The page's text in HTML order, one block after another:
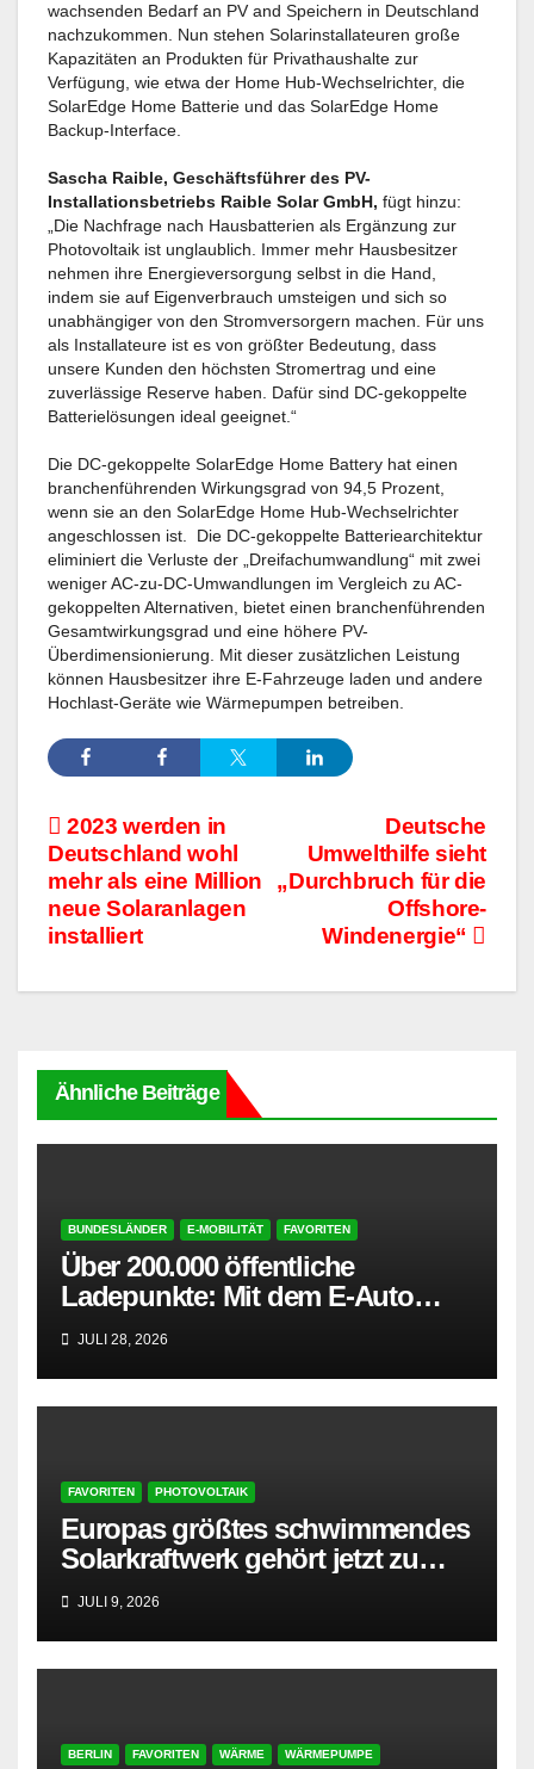
wachsenden Bedarf an PV and Speichern in Deutschland
nachzukommen. Nun stehen Solarinstallateuren große
Kapazitäten an Produkten für Privathaushalte zur
Verfügung, wie etwa der Home Hub-Wechselrichter, die
SolarEdge Home Batterie und das SolarEdge Home
Backup-Interface.
Sascha Raible, Geschäftsführer des PV-
Installationsbetriebs Raible Solar GmbH, fügt hinzu:
„Die Nachfrage nach Hausbatterien als Ergänzung zur
Photovoltaik ist unglaublich. Immer mehr Hausbesitzer
nehmen ihre Energieversorgung selbst in die Hand,
indem sie auf Eigenverbrauch umsteigen und sich so
unabhängiger von den Stromversorgern machen. Für uns
als Installateure ist es von größter Bedeutung, dass
unsere Kunden den höchsten Stromertrag und eine
zuverlässige Reserve haben. Dafür sind DC-gekoppelte
Batterielösungen ideal geeignet.“
Die DC-gekoppelte SolarEdge Home Battery hat einen
branchenführenden Wirkungsgrad von 94,5 Prozent,
wenn sie an den SolarEdge Home Hub-Wechselrichter
angeschlossen ist. Die DC-gekoppelte Batteriearchitektur
eliminiert die Verluste der „Dreifachumwandlung“ mit zwei
weniger AC-zu-DC-Umwandlungen im Vergleich zu AC-
gekoppelten Alternativen, bietet einen branchenführenden
Gesamtwirkungsgrad und eine höhere PV-
Überdimensionierung. Mit dieser zusätzlichen Leistung
können Hausbesitzer ihre E-Fahrzeuge laden und andere
Hochlast-Geräte wie Wärmepumpen betreiben.
Beitragsnavigation
Deutsche
Umwelthilfe sieht
„Durchbruch für die
Offshore-
Windenergie“
2023 werden in
Deutschland wohl
mehr als eine Million
neue Solaranlagen
installiert
Ähnliche Beiträge
BUNDESLÄNDER E-MOBILITÄT FAVORITEN
Über 200.000 öffentliche
Ladepunkte: Mit dem E-Auto
entspannt in den Sommerurlaub
JULI 28, 2026
FAVORITEN PHOTOVOLTAIK
Europas größtes schwimmendes
Solarkraftwerk gehört jetzt zu
AMPYR
JULI 9, 2026
BERLIN FAVORITEN WÄRME WÄRMEPUMPE